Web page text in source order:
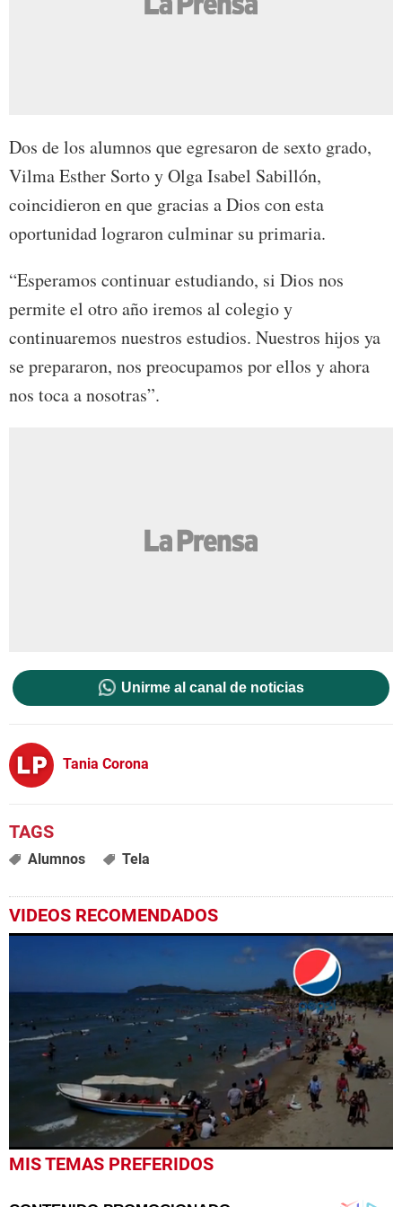
Dos de los alumnos que egresaron de sexto grado,
Vilma Esther Sorto y Olga Isabel Sabillón,
coincidieron en que gracias a Dios con esta
oportunidad lograron culminar su primaria.
“Esperamos continuar estudiando, si Dios nos
permite el otro año iremos al colegio y
continuaremos nuestros estudios. Nuestros hijos ya
se prepararon, nos preocupamos por ellos y ahora
nos toca a nosotras”.
Unirme al canal de noticias
Tania Corona
Alumnos Tela
VIDEOS RECOMENDADOS
0
seconds
MIS TEMAS PREFERIDOS